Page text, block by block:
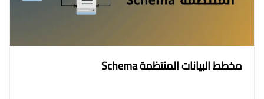
مخطط البيانات المنتظمة Schema